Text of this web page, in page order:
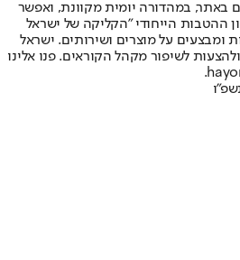
באתר, במהדורה יומית מקוונת, ואפשר
ההטבות הייחודי "הקליקה של ישראל
ומבצעים על מוצרים ושירותים. ישראל
לשיפור מקהל הקוראים. פנו אלינו